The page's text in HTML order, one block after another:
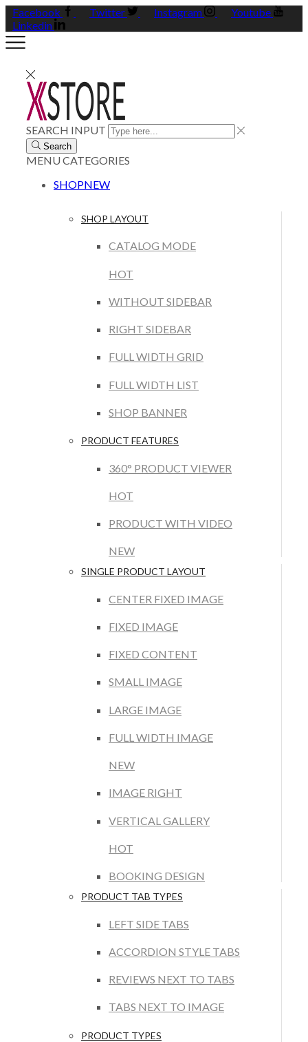
Facebook Twitter Instagram
Youtube
Linkedin
SEARCH INPUT
Search
MENUCATEGORIES
SHOPNEW
SHOP LAYOUT
CATALOG MODE
HOT
WITHOUT SIDEBAR
RIGHT SIDEBAR
FULL WIDTH GRID
FULL WIDTH LIST
SHOP BANNER
PRODUCT FEATURES
360° PRODUCT VIEWER
HOT
PRODUCT WITH VIDEO
NEW
SINGLE PRODUCT LAYOUT
CENTER FIXED IMAGE
FIXED IMAGE
FIXED CONTENT
SMALL IMAGE
LARGE IMAGE
FULL WIDTH IMAGE
NEW
IMAGE RIGHT
VERTICAL GALLERY
HOT
BOOKING DESIGN
PRODUCT TAB TYPES
LEFT SIDE TABS
ACCORDION STYLE TABS
REVIEWS NEXT TO TABS
TABS NEXT TO IMAGE
PRODUCT TYPES